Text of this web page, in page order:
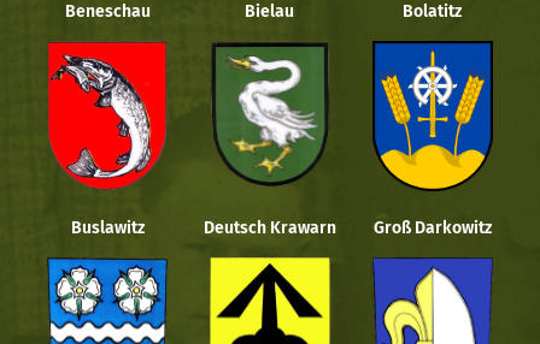
Beneschau Bielau Bolatitz
Buslawitz Deutsch Krawarn Groß Darkowitz